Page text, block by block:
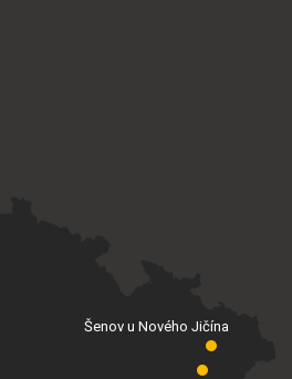
Šenov u Nového Jičína